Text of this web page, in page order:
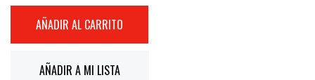
AÑADIR AL CARRITO
AÑADIR A MI LISTA